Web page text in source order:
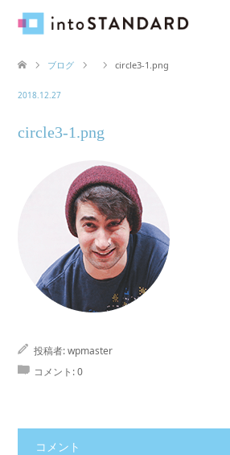
ブログ circle3-1.png
2018.12.27
circle3-1.png
投稿者:wpmaster
コメント:0
コメント